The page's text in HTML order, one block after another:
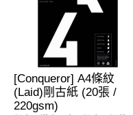
[Conqueror] A4條紋
(Laid)剛古紙 (20張 /
220gsm)